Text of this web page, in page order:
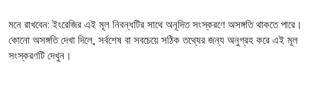
মনে রাখবেন: ইংরেজির এই মূল নিবন্ধটির সাথে অনূদিত সংস্করণে অসঙ্গতি থাকতে পারে।
কোনো অসঙ্গতি দেখা দিলে, সর্বশেষ বা সবচেয়ে সঠিক তথ্যের জন্য অনুগ্রহ করে এই মূল
সংস্করণটি দেখুন।